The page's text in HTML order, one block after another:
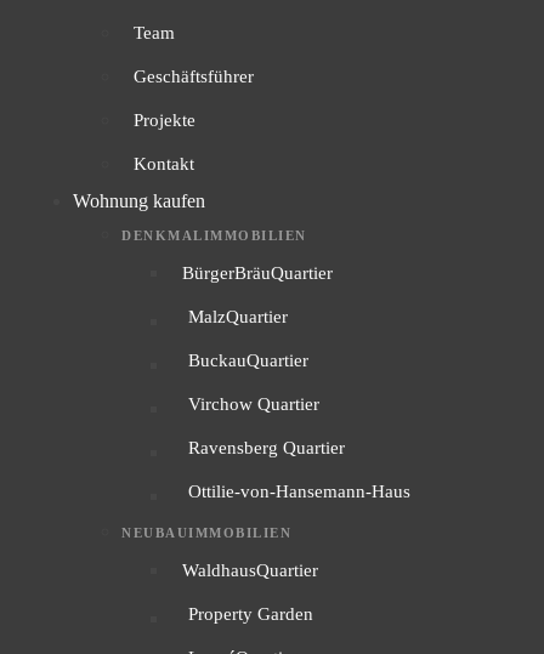
Team
Geschäftsführer
Projekte
Kontakt
Wohnung kaufen
DENKMALIMMOBILIEN
BürgerBräuQuartier
MalzQuartier
BuckauQuartier
Virchow Quartier
Ravensberg Quartier
Ottilie-von-Hansemann-Haus
NEUBAUIMMOBILIEN
WaldhausQuartier
Property Garden